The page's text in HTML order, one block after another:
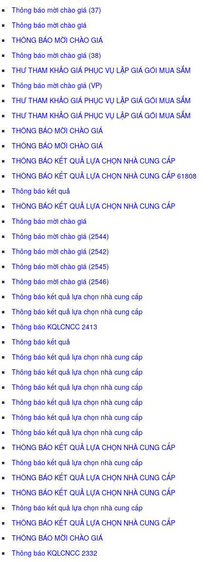
Thông báo mời chào giá (37)
Thông báo mời chào giá
THÔNG BÁO MỜI CHÀO GIÁ
Thông báo mời chào giá (38)
THƯ THAM KHẢO GIÁ PHỤC VỤ LẬP GIÁ GÓI MUA SẮM
Thông báo mời chào giá (VP)
THƯ THAM KHẢO GIÁ PHỤC VỤ LẬP GIÁ GÓI MUA SẮM
THƯ THAM KHẢO GIÁ PHỤC VỤ LẬP GIÁ GÓI MUA SẮM
THÔNG BÁO MỜI CHÀO GIÁ
THÔNG BÁO MỜI CHÀO GIÁ
THÔNG BÁO KẾT QUẢ LỰA CHỌN NHÀ CUNG CẤP
THÔNG BÁO KẾT QUẢ LỰA CHỌN NHÀ CUNG CẤP 61808
Thông báo kết quả
THÔNG BÁO KẾT QUẢ LỰA CHỌN NHÀ CUNG CẤP
Thông báo mời chào giá
Thông báo mời chào giá (2544)
Thông báo mời chào giá (2542)
Thông báo mời chào giá (2545)
Thông báo mời chào giá (2546)
Thông báo kết quả lựa chọn nhà cung cấp
Thông báo kết quả lựa chọn nhà cung cấp
Thông báo KQLCNCC 2413
Thông báo kết quả
Thông báo kết quả lựa chọn nhà cung cấp
Thông báo kết quả lựa chọn nhà cung cấp
Thông báo kết quả lựa chọn nhà cung cấp
Thông báo kết quả lựa chọn nhà cung cấp
Thông báo kết quả lựa chọn nhà cung cấp
Thông báo kết quả lựa chọn nhà cung cấp
THÔNG BÁO KẾT QUẢ LỰA CHỌN NHÀ CUNG CẤP
Thông báo kết quả lựa chọn nhà cung cấp
THÔNG BÁO KẾT QUẢ LỰA CHỌN NHÀ CUNG CẤP
THÔNG BÁO KẾT QUẢ LỰA CHỌN NHÀ CUNG CẤP
Thông báo kết quả lựa chọn nhà cung cấp
THÔNG BÁO KẾT QUẢ LỰA CHỌN NHÀ CUNG CẤP
THÔNG BÁO MỜI CHÀO GIÁ
Thông báo KQLCNCC 2332